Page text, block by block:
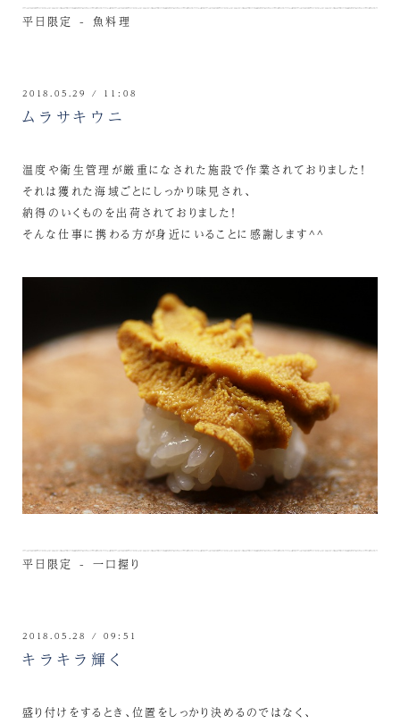
平日限定 - 魚料理
2018.05.29 / 11:08
ムラサキウニ
温度や衛生管理が厳重になされた施設で作業されておりました！
それは獲れた海域ごとにしっかり味見され、
納得のいくものを出荷されておりました！
そんな仕事に携わる方が身近にいることに感謝します^^
平日限定 - 一口握り
2018.05.28 / 09:51
キラキラ輝く
盛り付けをするとき、位置をしっかり決めるのではなく、